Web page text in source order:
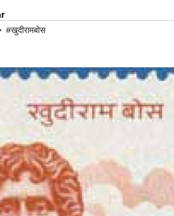
#खुदीरामबोस